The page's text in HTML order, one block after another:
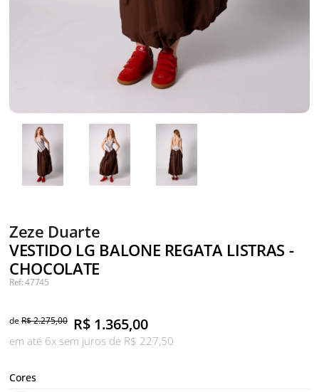
Zeze Duarte
VESTIDO LG BALONE REGATA LISTRAS -
CHOCOLATE
Ref: 47745
deR$ 2.275,00 R$ 1.365,00
em até 6x sem juros de R$ 227,50
Cores